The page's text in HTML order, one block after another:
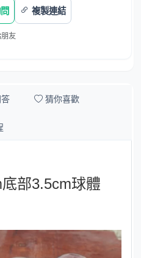
複製連結
友
猜你喜歡
部3.5cm球體